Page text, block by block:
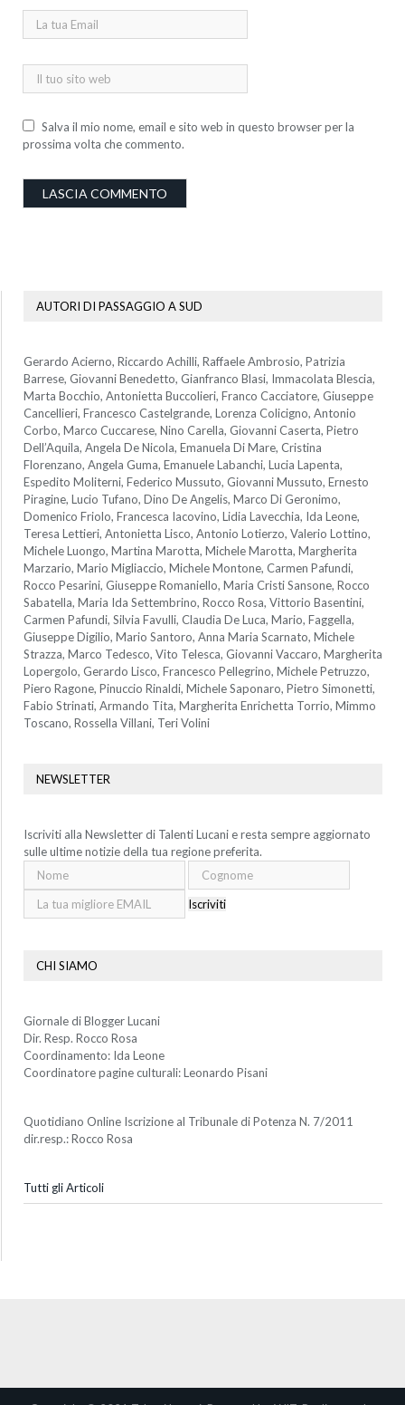
Salva il mio nome, email e sito web in questo browser per la
prossima volta che commento.
AUTORI DI PASSAGGIO A SUD
Gerardo Acierno, Riccardo Achilli, Raffaele Ambrosio, Patrizia
Barrese, Giovanni Benedetto, Gianfranco Blasi, Immacolata Blescia,
Marta Bocchio, Antonietta Buccolieri, Franco Cacciatore, Giuseppe
Cancellieri, Francesco Castelgrande, Lorenza Colicigno, Antonio
Corbo, Marco Cuccarese, Nino Carella, Giovanni Caserta, Pietro
Dell’Aquila, Angela De Nicola, Emanuela Di Mare, Cristina
Florenzano, Angela Guma, Emanuele Labanchi, Lucia Lapenta,
Espedito Moliterni, Federico Mussuto, Giovanni Mussuto, Ernesto
Piragine, Lucio Tufano, Dino De Angelis, Marco Di Geronimo,
Domenico Friolo, Francesca Iacovino, Lidia Lavecchia, Ida Leone,
Teresa Lettieri, Antonietta Lisco, Antonio Lotierzo, Valerio Lottino,
Michele Luongo, Martina Marotta, Michele Marotta, Margherita
Marzario, Mario Migliaccio, Michele Montone, Carmen Pafundi,
Rocco Pesarini, Giuseppe Romaniello, Maria Cristi Sansone, Rocco
Sabatella, Maria Ida Settembrino, Rocco Rosa, Vittorio Basentini,
Carmen Pafundi, Silvia Favulli, Claudia De Luca, Mario, Faggella,
Giuseppe Digilio, Mario Santoro, Anna Maria Scarnato, Michele
Strazza, Marco Tedesco, Vito Telesca, Giovanni Vaccaro, Margherita
Lopergolo, Gerardo Lisco, Francesco Pellegrino, Michele Petruzzo,
Piero Ragone, Pinuccio Rinaldi, Michele Saponaro, Pietro Simonetti,
Fabio Strinati, Armando Tita, Margherita Enrichetta Torrio, Mimmo
Toscano, Rossella Villani, Teri Volini
NEWSLETTER
Iscriviti alla Newsletter di Talenti Lucani e resta sempre aggiornato
sulle ultime notizie della tua regione preferita.
Iscriviti
CHI SIAMO
Giornale di Blogger Lucani
Dir. Resp. Rocco Rosa
Coordinamento: Ida Leone
Coordinatore pagine culturali: Leonardo Pisani
Quotidiano Online Iscrizione al Tribunale di Potenza N. 7/2011
dir.resp.: Rocco Rosa
Tutti gli Articoli